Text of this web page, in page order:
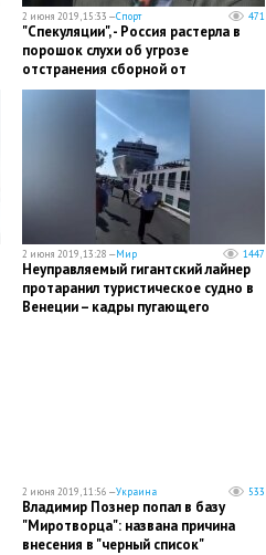
2 июня 2019, 15:33 —Спорт 471
​"Спекуляции", - Россия растерла в
порошок слухи об угрозе
отстранения сборной от
Олимпиады-2020
2 июня 2019, 13:28 —Мир 1447
Неуправляемый гигантский лайнер
протаранил туристическое судно в
Венеции – кадры пугающего
2 июня 2019, 11:56 —Украина 533
​Владимир Познер попал в базу
"Миротворца": названа причина
внесения в "черный список"